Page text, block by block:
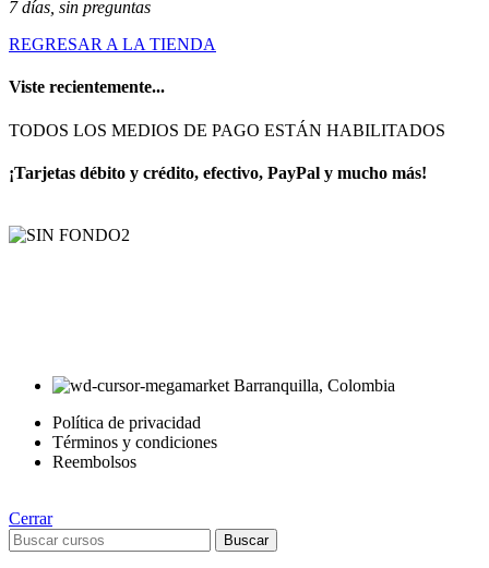
7 días, sin preguntas
REGRESAR A LA TIENDA
Viste recientemente...
TODOS LOS MEDIOS DE PAGO ESTÁN HABILITADOS
¡Tarjetas débito y crédito, efectivo, PayPal y mucho más!
Barranquilla, Colombia
Política de privacidad
Términos y condiciones
Reembolsos
Cerrar
Buscar